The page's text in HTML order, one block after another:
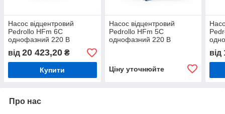
Насос відцентровий
Pedrollo HFm 6С
однофазний 220 В
від 20 423,20 ₴
Купити
Насос відцентровий
Pedrollo HFm 5С
однофазний 220 В
Ціну уточнюйте
від
Про нас